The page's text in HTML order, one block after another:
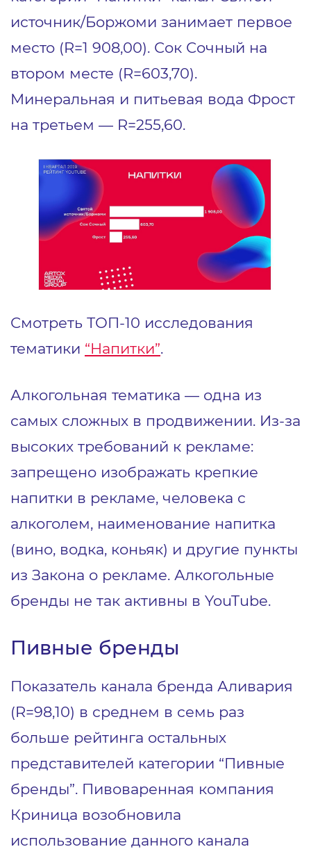
источник/Боржоми занимает первое
место (R=1 908,00). Сок Сочный на
втором месте (R=603,70).
Минеральная и питьевая вода Фрост
на третьем — R=255,60.
Смотреть ТОП-10 исследования
тематики “Напитки”.
Алкогольная тематика — одна из
самых сложных в продвижении. Из-за
высоких требований к рекламе:
запрещено изображать крепкие
напитки в рекламе, человека с
алкоголем, наименование напитка
(вино, водка, коньяк) и другие пункты
из Закона о рекламе. Алкогольные
бренды не так активны в YouTube.
Пивные бренды
Показатель канала бренда Аливария
(R=98,10) в среднем в семь раз
больше рейтинга остальных
представителей категории “Пивные
бренды”. Пивоваренная компания
Криница возобновила
использование данного канала